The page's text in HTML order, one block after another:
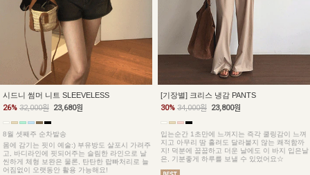
시드니 썸머 니트 SLEEVELESS
26% 32,000원 23,680원
8월 셋째주 순차발송
몸에 감기는 핏이 예술:) 부유방도 살포시 가려주
고, 바디라인에 핏되어주는 슬림한 라인으로 날
씬하게 체형 보완은 물론, 탄탄한 랍빠처리로 늘
어짐없이 오랫동안 활용 가능해요!
[기장별] 크리스 냉감 PANTS
30% 34,000원 23,800원
입는순간 1초만에 느껴지는 즉각 쿨링감이 느껴
지고 아무리 땀 흘려도 달라붙지 않는 쾌적함까
지! 덕분에 꿉꿉하고 더운 날에도 이 바지 입은날
은, 기분좋게 하루를 보낼 수 있었어요☆